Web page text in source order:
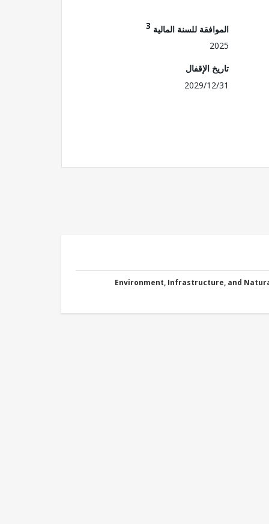
الموافقة للسنة المالية 3
2025
تاريخ الإقفال
2029/12/31
Environment, Infrastructure, and